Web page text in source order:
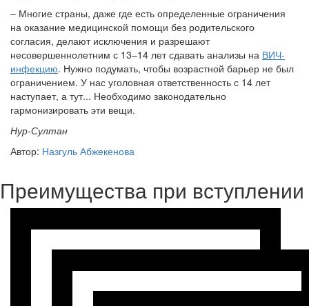
– Многие страны, даже где есть определенные ограничения
на оказание медицинской помощи без родительского
согласия, делают исключения и разрешают
несовершеннолетним с 13–14 лет сдавать анализы на ВИЧ-
инфекцию. Нужно подумать, чтобы возрастной барьер не был
ограничением. У нас уголовная ответственность с 14 лет
наступает, а тут... Необходимо законодательно
гармонизировать эти вещи.
Нур-Султан
Автор: Назгуль Абжекенова
Преимущества при вступлении